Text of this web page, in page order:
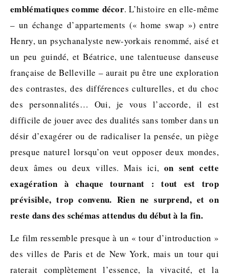
emblématiques comme décor. L’histoire en elle-même
– un échange d’appartements (« home swap ») entre
Henry, un psychanalyste new-yorkais renommé, aisé et
un peu guindé, et Béatrice, une talentueuse danseuse
française de Belleville – aurait pu être une exploration
des contrastes, des différences culturelles, et du choc
des personnalités… Oui, je vous l’accorde, il est
difficile de jouer avec des dualités sans tomber dans un
désir d’exagérer ou de radicaliser la pensée, un piège
presque naturel lorsqu’on veut opposer deux mondes,
deux âmes ou deux villes. Mais ici,on sent cette
exagération à chaque tournant : tout est trop
prévisible, trop convenu. Rien ne surprend, et on
reste dans des schémas attendus du début à la fin.
Le film ressemble presque à un « tour d’introduction »
des villes de Paris et de New York, mais un tour qui
raterait complètement l’essence, la vivacité, et la